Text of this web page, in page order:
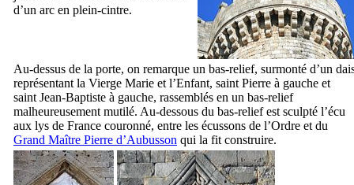
d’un arc en plein-cintre.
Au-dessus de la porte, on remarque un bas-relief, surmonté d’un
représentant la Vierge Marie et l’Enfant, saint Pierre à gauche et
saint Jean-Baptiste à gauche, rassemblés en un bas-relief
malheureusement mutilé. Au-dessous du bas-relief est sculpté l’écu
aux lys de France couronné, entre les écussons de l’Ordre et du
Grand Maître Pierre d’Aubusson qui la fit construire.